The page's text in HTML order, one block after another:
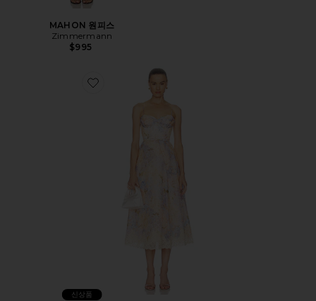
MAHON 원피스
Zimmermann
$995
신상품